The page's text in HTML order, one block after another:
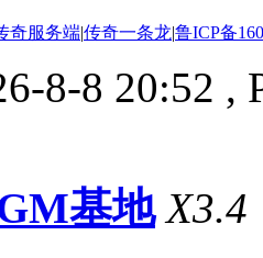
奇服务端|传奇一条龙|鲁ICP备
8-8 20:52 ,
基地 X3.4